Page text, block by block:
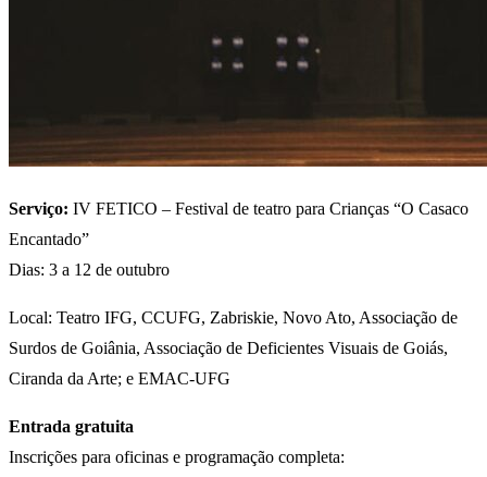
Serviço: IV FETICO – Festival de teatro para Crianças “O Casaco
Encantado”
Dias: 3 a 12 de outubro
Local: Teatro IFG, CCUFG, Zabriskie, Novo Ato, Associação de
Surdos de Goiânia, Associação de Deficientes Visuais de Goiás,
Ciranda da Arte; e EMAC-UFG
Entrada gratuita
Inscrições para oficinas e programação completa: